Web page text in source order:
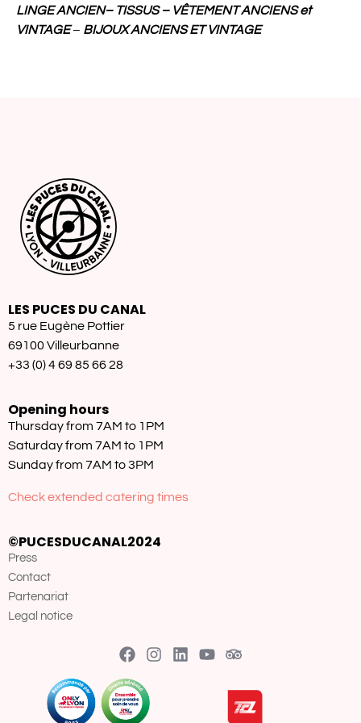
LINGE ANCIEN– TISSUS – VÊTEMENT ANCIENS et
VINTAGE– BIJOUX ANCIENS ET VINTAGE
LES PUCES DU CANAL
5 rue Eugène Pottier
69100 Villeurbanne
+33 (0) 4 69 85 66 28
Opening hours
Thursday from 7AM to 1PM
Saturday from 7AM to 1PM
Sunday from 7AM to 3PM
Check extended catering times
©PUCESDUCANAL2024
Press
Contact
Partenariat
Legal notice